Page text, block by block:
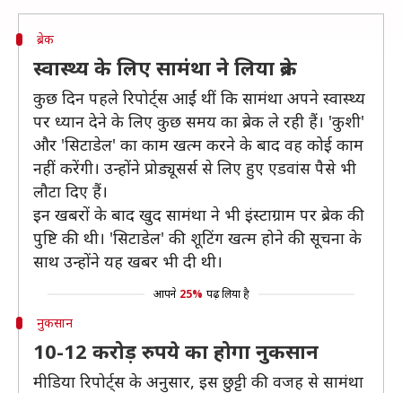
ब्रेक
स्वास्थ्य के लिए सामंथा ने लिया ब्रेक
कुछ दिन पहले रिपोर्ट्स आईं थीं कि सामंथा अपने स्वास्थ्य
पर ध्यान देने के लिए कुछ समय का ब्रेक ले रही हैं। 'कुशी'
और 'सिटाडेल' का काम खत्म करने के बाद वह कोई काम
नहीं करेंगी। उन्होंने प्रोड्यूसर्स से लिए हुए एडवांस पैसे भी
लौटा दिए हैं।
इन खबरों के बाद खुद सामंथा ने भी इंस्टाग्राम पर ब्रेक की
पुष्टि की थी। 'सिटाडेल' की शूटिंग खत्म होने की सूचना के
साथ उन्होंने यह खबर भी दी थी।
आपने 25% पढ़ लिया है
नुकसान
10-12 करोड़ रुपये का होगा नुकसान
मीडिया रिपोर्ट्स के अनुसार, इस छुट्टी की वजह से सामंथा